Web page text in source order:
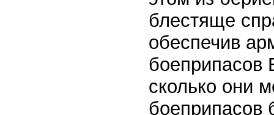
блестяще
обеспечив
боеприпасов
сколько они
боеприпасов